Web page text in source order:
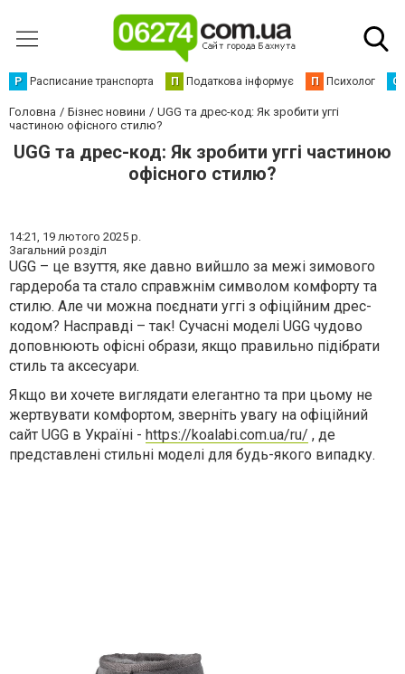
Р Расписание транспорта П Податкова інформує П Психолог С
Головна Бізнес новини
UGG та дрес-код: Як зробити уггі
частиною офісного стилю?
UGG та дрес-код: Як зробити уггі частиною
офісного стилю?
14:21, 19 лютого 2025 р.
Загальний розділ
UGG – це взуття, яке давно вийшло за межі зимового
гардероба та стало справжнім символом комфорту та
стилю. Але чи можна поєднати уггі з офіційним дрес-
кодом? Насправді – так! Сучасні моделі UGG чудово
доповнюють офісні образи, якщо правильно підібрати
стиль та аксесуари.
Якщо ви хочете виглядати елегантно та при цьому не
жертвувати комфортом, зверніть увагу на офіційний
сайт UGG в Україні - https://koalabi.com.ua/ru/ , де
представлені стильні моделі для будь-якого випадку.